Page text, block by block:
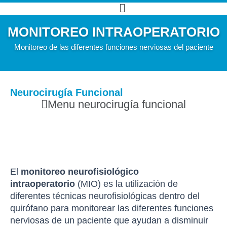
al
contenido
Main
MONITOREO INTRAOPERATORIO
Monitoreo de las diferentes funciones nerviosas del paciente
Neurocirugía Funcional
Main
Menu neurocirugía funcional
El monitoreo neurofisiológico
intraoperatorio (MIO) es la utilización de
diferentes técnicas neurofisiológicas dentro del
quirófano para monitorear las diferentes funciones
nerviosas de un paciente que ayudan a disminuir